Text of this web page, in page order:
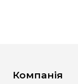
Компанія